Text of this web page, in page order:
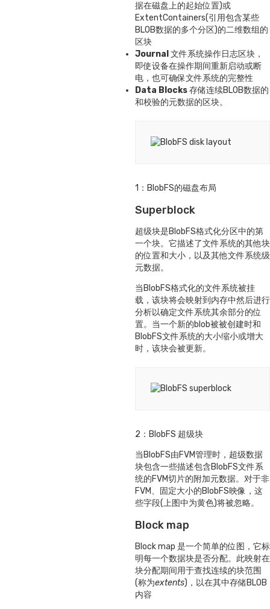
据在磁盘上的起始位置)或
ExtentContainers(引用包含某些
BLOB数据的多个分区)的二维数组的
区块
Journal 文件系统操作日志区块，
即使设备在操作期间重新启动或断
电，也可确保文件系统的完整性
Data Blocks存储连续BLOB数据的
和校验的元数据的区块。
1：BlobFS的磁盘布局
Superblock
超级块是BlobFS格式化分区中的第
一个块。它描述了文件系统的其他块
的位置和大小，以及其他文件系统级
元数据。
当BlobFS格式化的文件系统被挂
载，该块将会映射到内存中然后进行
分析以确定文件系统其余部分的位
置。当一个新的blob被被创建时和
BlobFS文件系统的大小缩小或增大
时，该块会被更新。
2：BlobFS 超级块
当BlobFS由FVM管理时，超级数据
块包含一些描述包含BlobFS文件系
统的FVM切片的附加元数据。对于非
FVM、固定大小的BlobFS映像，这
些字段(上图中为黄色)将被忽略。
Block map
Block map 是一个简单的位图，它标
明每一个数据块是否分配。此映射在
块分配期间用于查找连续的块范围
(称为extents)，以在其中存储BLOB
内容